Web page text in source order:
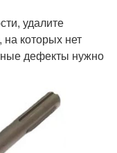
удалите
которых нет
дефекты нужно